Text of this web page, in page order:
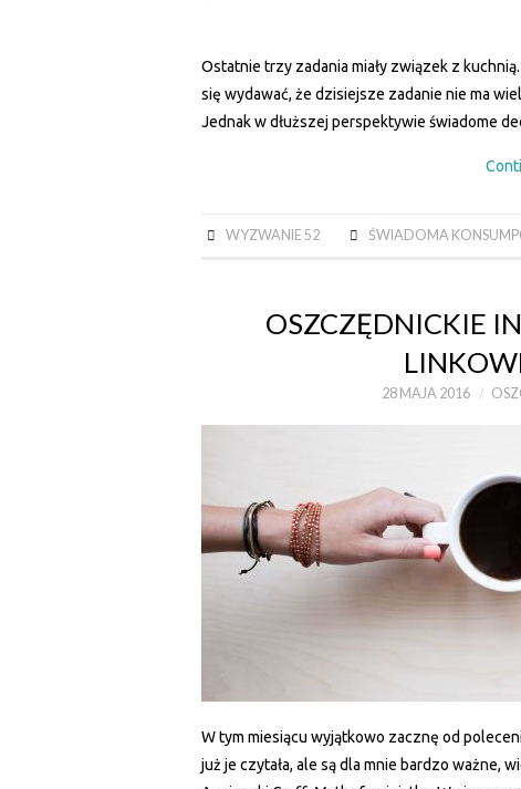
Ostatnie trzy zadania miały związek z
się wydawać, że dzisiejsze zadanie nie ma
Jednak w dłuższej perspektywie świadome
WYZWANIE 52 ŚWIADOMA
OSZCZĘDNICKIE
28 MAJA 2016
W tym miesiącu wyjątkowo zacznę od
już je czytała, ale są dla mnie bardzo ważne,